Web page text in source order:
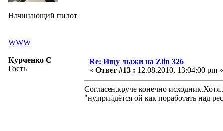
Начинающий пилот
WWW
Курченко С
Гость
Re: Ищу лыжи на Zlin 326
« Ответ #13 : 12.08.2010, 13:04:00 pm »
Согласен,круче конечно
"ну,прийдётся ой как поработать над